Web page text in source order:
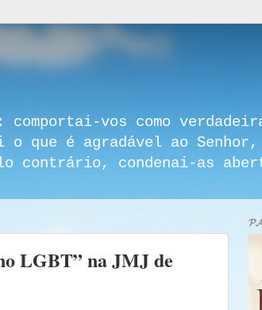
vos como
que é agradável ao
contrário, condenai-as
LGBT” na JMJ de